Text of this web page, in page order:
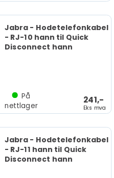
Jabra - Hodetelefonkabel
- RJ-10 hann til Quick
Disconnect hann
241,-
Eks mva
På
nettlager
Jabra - Hodetelefonkabel
- RJ-11 hann til Quick
Disconnect hann